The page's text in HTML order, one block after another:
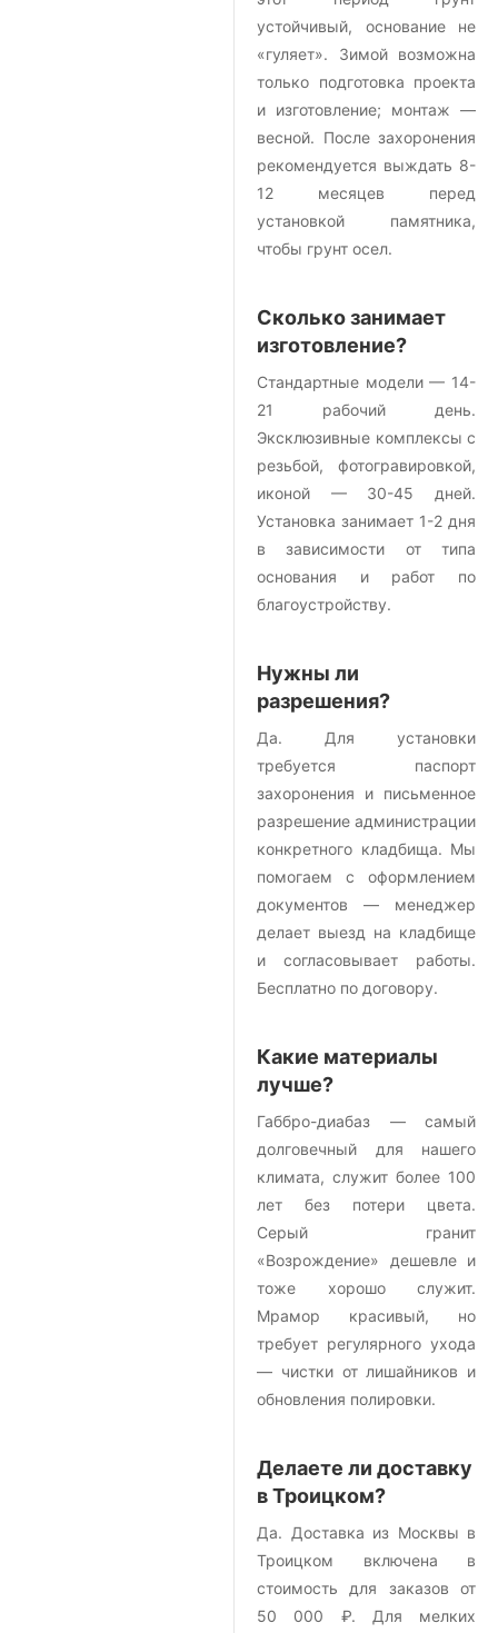
устойчивый, основание не
«гуляет». Зимой возможна
только подготовка проекта
и изготовление; монтаж —
весной. После захоронения
рекомендуется выждать 8-
12 месяцев перед
установкой памятника,
чтобы грунт осел.
Сколько занимает
изготовление?
Стандартные модели — 14-
21 рабочий день.
Эксклюзивные комплексы с
резьбой, фотогравировкой,
иконой — 30-45 дней.
Установка занимает 1-2 дня
в зависимости от типа
основания и работ по
благоустройству.
Нужны ли
разрешения?
Да. Для установки
требуется паспорт
захоронения и письменное
разрешение администрации
конкретного кладбища. Мы
помогаем с оформлением
документов — менеджер
делает выезд на кладбище
и согласовывает работы.
Бесплатно по договору.
Какие материалы
лучше?
Габбро-диабаз — самый
долговечный для нашего
климата, служит более 100
лет без потери цвета.
Серый гранит
«Возрождение» дешевле и
тоже хорошо служит.
Мрамор красивый, но
требует регулярного ухода
— чистки от лишайников и
обновления полировки.
Делаете ли доставку
в Троицком?
Да. Доставка из Москвы в
Троицком включена в
стоимость для заказов от
50 000 ₽. Для мелких